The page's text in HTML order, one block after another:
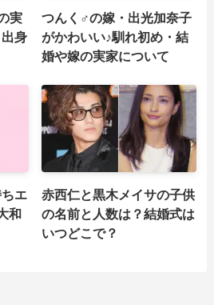
実
身
つんく♂の嫁・出光加奈子
がかわいい♪馴れ初め・結
婚や嫁の実家について
エ
和
赤西仁と黒木メイサの子供
の名前と人数は？結婚式は
いつどこで？